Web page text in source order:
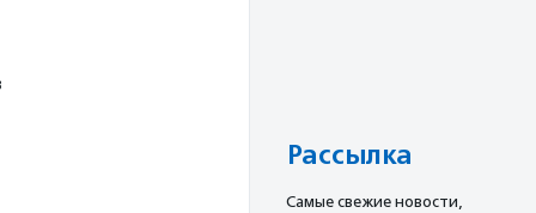
Рассылка
Cамые свежие новости,